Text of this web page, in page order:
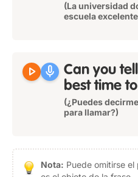
(La universidad
escuela
play_arrow mic Can you
best time
(¿Puedes
para llamar?)
Nota: Puede omitirse